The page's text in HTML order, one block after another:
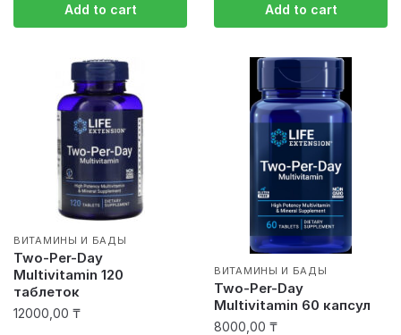
Add to cart Add to cart
ВИТАМИНЫ И БАДЫ
Two-Per-Day
Multivitamin 120
таблеток
12000,00 ₸
ВИТАМИНЫ И БАДЫ
Two-Per-Day
Multivitamin 60 капсул
8000,00 ₸